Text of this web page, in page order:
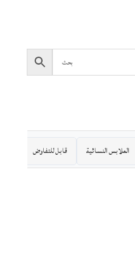
الملابس النسائية قابل للتفاوض